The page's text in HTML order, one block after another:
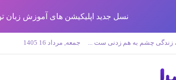
نسل جدید اپلیکیشن های آموزش زبان تولید شد! با
زندگی چشم به هم زدنی ست ... جمعه, مرداد 16 1405